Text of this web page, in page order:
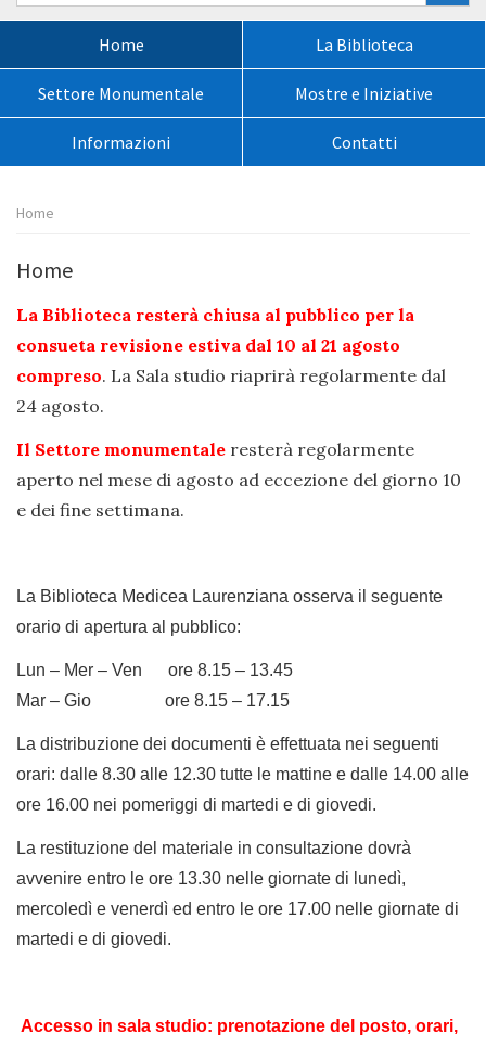
Home La Biblioteca
Settore Monumentale Mostre e Iniziative
Informazioni Contatti
Percorso
Home
Home
La Biblioteca resterà chiusa al pubblico per la
consueta revisione estiva dal 10 al 21 agosto
compreso. La Sala studio riaprirà regolarmente dal
24 agosto.
Il Settore monumentale resterà regolarmente
aperto nel mese di agosto ad eccezione del giorno 10
e dei fine settimana.
La Biblioteca Medicea Laurenziana osserva il seguente
orario di apertura al pubblico:
Lun – Mer – Ven ore 8.15 – 13.45
Mar – Gio ore 8.15 – 17.15
La distribuzione dei documenti è effettuata nei seguenti
orari: dalle 8.30 alle 12.30 tutte le mattine e dalle 14.00 alle
ore 16.00 nei pomeriggi di martedi e di giovedi.
La restituzione del materiale in consultazione dovrà
avvenire entro le ore 13.30 nelle giornate di lunedì,
mercoledì e venerdì ed entro le ore 17.00 nelle giornate di
martedi e di giovedi.
Accesso in sala studio: prenotazione del posto, orari,